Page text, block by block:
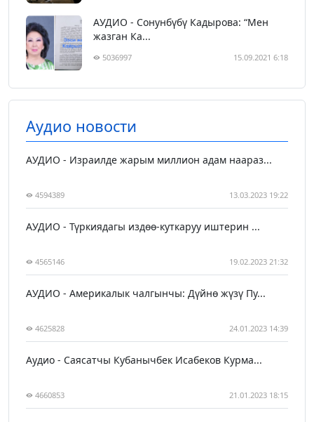
АУДИО - Сонунбүбү Кадырова: “Мен
жазган Ка...
5036997 15.09.2021 6:18
Аудио новости
АУДИО - Израилде жарым миллион адам наараз...
4594389 13.03.2023 19:22
АУДИО - Түркиядагы издөө-куткаруу иштерин ...
4565146 19.02.2023 21:32
АУДИО - Америкалык чалгынчы: Дүйнө жүзү Пу...
4625828 24.01.2023 14:39
Аудио - Саясатчы Кубанычбек Исабеков Курма...
4660853 21.01.2023 18:15